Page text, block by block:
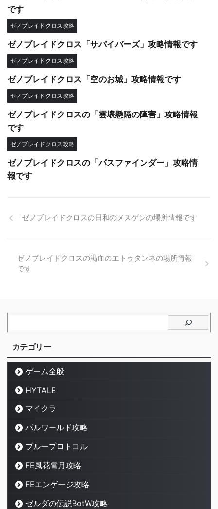
です
ゼノブレイドクロス攻略
ゼノブレイドクロス「サバイバーズ」攻略情報です
ゼノブレイドクロス攻略
ゼノブレイドクロス「空のお城」攻略情報です
ゼノブレイドクロス攻略
ゼノブレイドクロスの「雲壌懸隔の障害」攻略情報
です
ゼノブレイドクロス攻略
ゼノブレイドクロスの「パスファインダー」攻略情
報です
ゼノブレイドクロスの日和のメスゲンの場所情報です
ゼノブレイドクロスの渇血のエトゥタンネの場所情報
です
カテゴリー
ゲーム全般
HYTALE
マイクラ
パルワールド攻略
ブループロトコル
FE風花雪月攻略
FEエンゲージ攻略
ゼルダの伝説BotW攻略